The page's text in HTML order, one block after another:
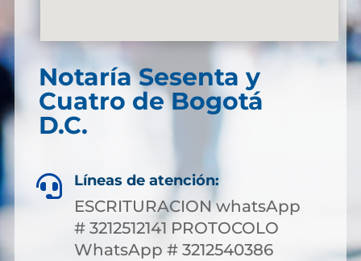
Notaría Sesenta y
Cuatro de Bogotá
D.C.
 Líneas de atención:
ESCRITURACION whatsApp
# 3212512141 PROTOCOLO
WhatsApp # 3212540386